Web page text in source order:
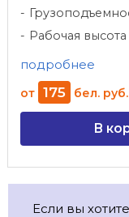
Рабочая высота
подробнее
от 175 бел. руб.
В
Если вы